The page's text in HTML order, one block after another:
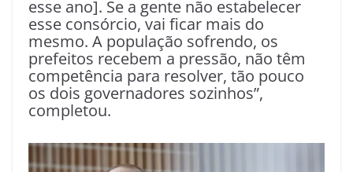
esse ano]. Se a gente não estabelecer
esse consórcio, vai ficar mais do
mesmo. A população sofrendo, os
prefeitos recebem a pressão, não têm
competência para resolver, tão pouco
os dois governadores sozinhos”,
completou.